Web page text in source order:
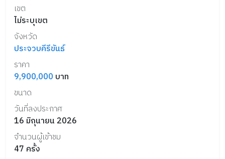
เขต
ไม่ระบุเขต
จังหวัด
ประจวบคีรีขันธ์
ราคา
9,900,000 บาท
ขนาด
วันที่ลงประกาศ
16 มิถุนายน 2026
จำนวนผู้เข้าชม
47 ครั้ง